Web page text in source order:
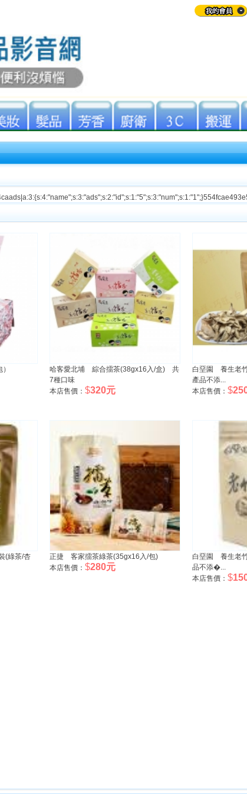
哈客愛北埔 綜合擂茶(38gx16入/盒) 共
7種口味
本店售價： $320元
白堊園 養生老
產品不添...
本店售價： $
(綠茶/杏
正捷 客家擂茶綠茶(35gx16入/包)
本店售價： $280元
白堊園 養生老
品不添�...
本店售價： $